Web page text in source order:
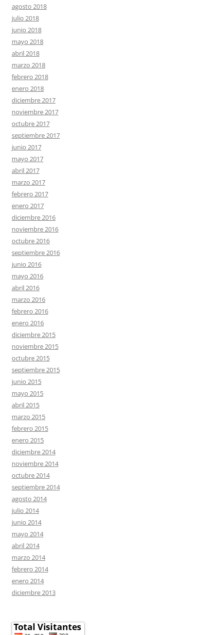
agosto 2018
julio 2018
junio 2018
mayo 2018
abril 2018
marzo 2018
febrero 2018
enero 2018
diciembre 2017
noviembre 2017
octubre 2017
septiembre 2017
junio 2017
mayo 2017
abril 2017
marzo 2017
febrero 2017
enero 2017
diciembre 2016
noviembre 2016
octubre 2016
septiembre 2016
junio 2016
mayo 2016
abril 2016
marzo 2016
febrero 2016
enero 2016
diciembre 2015
noviembre 2015
octubre 2015
septiembre 2015
junio 2015
mayo 2015
abril 2015
marzo 2015
febrero 2015
enero 2015
diciembre 2014
noviembre 2014
octubre 2014
septiembre 2014
agosto 2014
julio 2014
junio 2014
mayo 2014
abril 2014
marzo 2014
febrero 2014
enero 2014
diciembre 2013